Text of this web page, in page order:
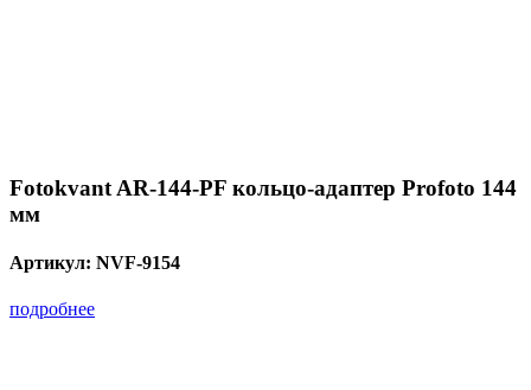
Fotokvant AR-144-PF кольцо-адаптер Profoto 144
мм
Артикул: NVF-9154
подробнее